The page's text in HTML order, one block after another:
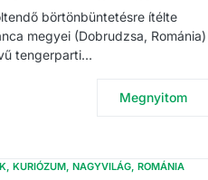
börtönbüntetésre ítélte
megyei (Dobrudzsa, Románia)
tengerparti…
Megnyitom
KURIÓZUM NAGYVILÁG ROMÁNIA